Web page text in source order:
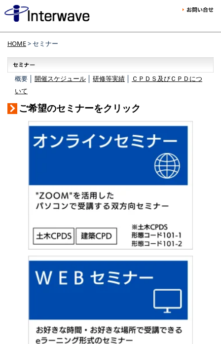
HOME> セミナー
概要 │ 開催スケジュール 研修等実績
ＣＰＤＳ及びＣＰＤにつ
いて
ご希望のセミナーをクリック